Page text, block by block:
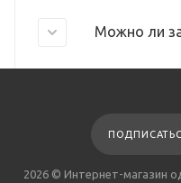
Можно ли
2026 © Интернет-магазин